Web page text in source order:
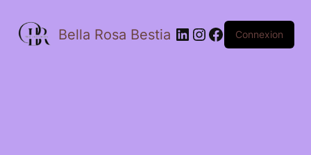
Bella Rosa Bestia Connexion